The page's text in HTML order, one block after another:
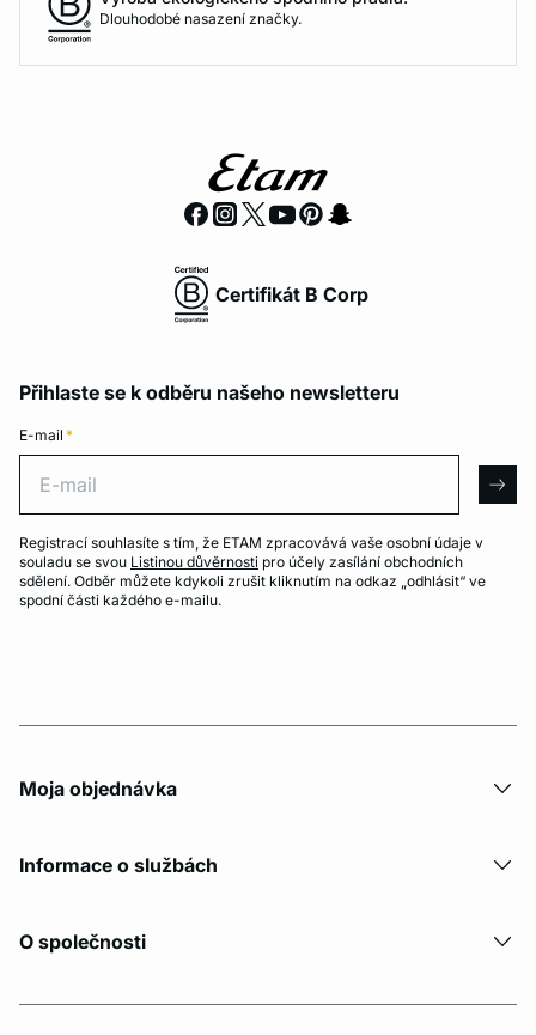
Dlouhodobé nasazení značky.
Certifikát B Corp
Přihlaste se k odběru našeho newsletteru
E-mail *
Registrací souhlasíte s tím, že ETAM zpracovává vaše osobní údaje v
souladu se svou Listinou důvěrnosti pro účely zasílání obchodních
sdělení. Odběr můžete kdykoli zrušit kliknutím na odkaz „odhlásit“ ve
spodní části každého e-mailu.
Moja objednávka
Informace o službách
O společnosti